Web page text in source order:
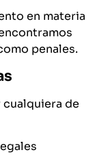
en materia
penales.
cualquiera de